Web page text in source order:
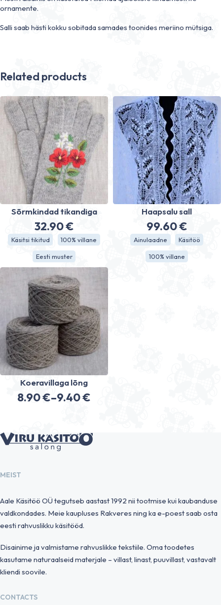
ornamente.
Salli saab hästi kokku sobitada samades toonides meriino mütsiga.
Related products
Sõrmkindad tikandiga
32.90€
Käsitsi tikitud 100% villane
Eesti muster
Haapsalu sall
99.60€
Ainulaadne Käsitöö
100% villane
Koeravillaga lõng
8.90€–9.40€
Price
8.90 €
through
MEIST
Aale Käsitöö OÜ tegutseb aastast 1992 nii tootmise kui kaubanduse
valdkondades. Meie kaupluses Rakveres ning ka e-poest saab osta
eesti rahvuslikku käsitööd.
Disainime ja valmistame rahvuslikke tekstiile. Oma toodetes
kasutame naturaalseid materjale – villast, linast, puuvillast, vastavalt
kliendi soovile.
CONTACTS